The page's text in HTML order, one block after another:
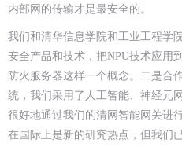
内部网的传输才是最安全的。
我们和清华信息学院和工业工程学
安全产品和技术，把NPU技术应用
防火服务器这样一个概念。二是合
统，我们采用了人工智能、神经元
很好地通过我们的清网智能网关进
在国际上是新的研究热点，但我们